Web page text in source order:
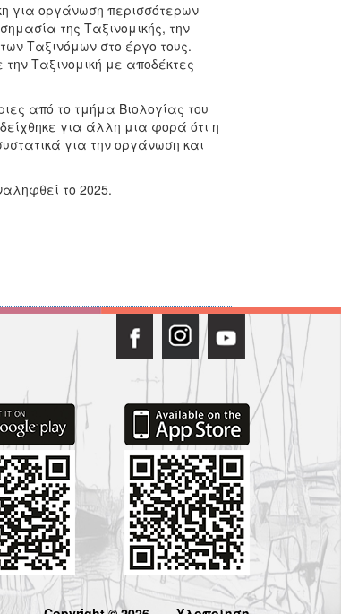
για οργάνωση περισσότερων
της Ταξινομικής, την
Ταξινόμων στο έργο τους.
Ταξινομική με αποδέκτες
από το τμήμα Βιολογίας του
για άλλη μια φορά ότι η
για την οργάνωση και
το 2025.